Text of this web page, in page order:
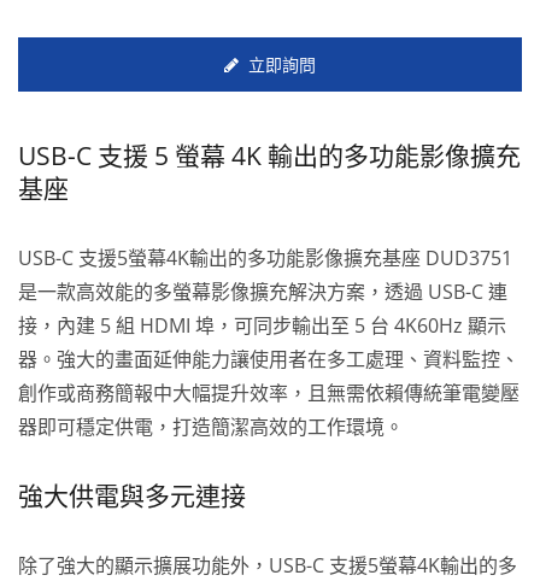
立即詢問
USB-C 支援 5 螢幕 4K 輸出的多功能影像擴充
基座
USB-C 支援5螢幕4K輸出的多功能影像擴充基座 DUD3751
是一款高效能的多螢幕影像擴充解決方案，透過 USB-C 連
接，內建 5 組 HDMI 埠，可同步輸出至 5 台 4K60Hz 顯示
器。強大的畫面延伸能力讓使用者在多工處理、資料監控、
創作或商務簡報中大幅提升效率，且無需依賴傳統筆電變壓
器即可穩定供電，打造簡潔高效的工作環境。
強大供電與多元連接
除了強大的顯示擴展功能外，USB-C 支援5螢幕4K輸出的多